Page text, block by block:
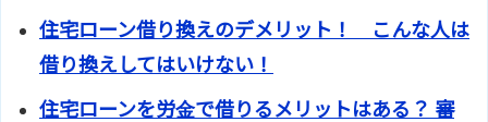
住宅ローン借り換えのデメリット！ こんな人は
借り換えしてはいけない！
住宅ローンを労金で借りるメリットはある？ 審